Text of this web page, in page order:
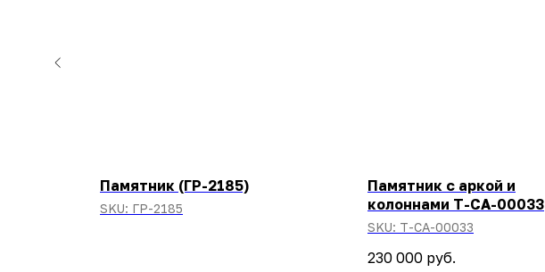
Памятник (ГР-2185)
SKU: ГР-2185
Памятник с аркой и
колоннами T-CA-00033
SKU: T-CA-00033
230 000 руб.